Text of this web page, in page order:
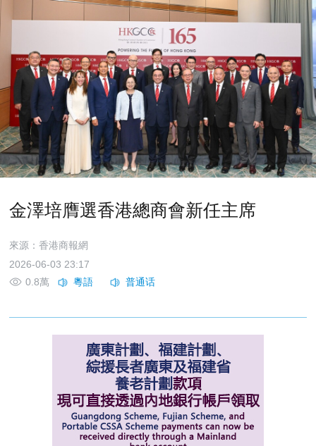
金澤培膺選香港總商會新任主席
來源：香港商報網
2026-06-03 23:17
0.8萬